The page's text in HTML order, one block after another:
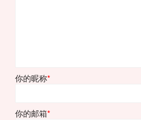
你的昵称*
你的邮箱*